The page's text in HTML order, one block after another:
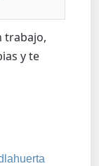
trabajo,
y te